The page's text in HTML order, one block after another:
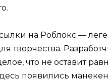
на Роблокс —
творчества.
что не оставит
появились